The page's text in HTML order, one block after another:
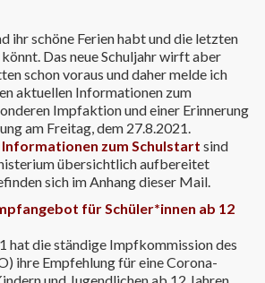
ihr schöne Ferien habt und die letzten
Das neue Schuljahr wirft aber
schon voraus und daher melde ich
aktuellen Informationen zum
Impfaktion und einer Erinnerung
am Freitag, dem 27.8.2021.
zum Schulstart sind
übersichtlich aufbereitet
sich im Anhang dieser Mail.
für Schüler*innen ab 12
hat die ständige Impfkommission des
ihre Empfehlung für eine Corona-